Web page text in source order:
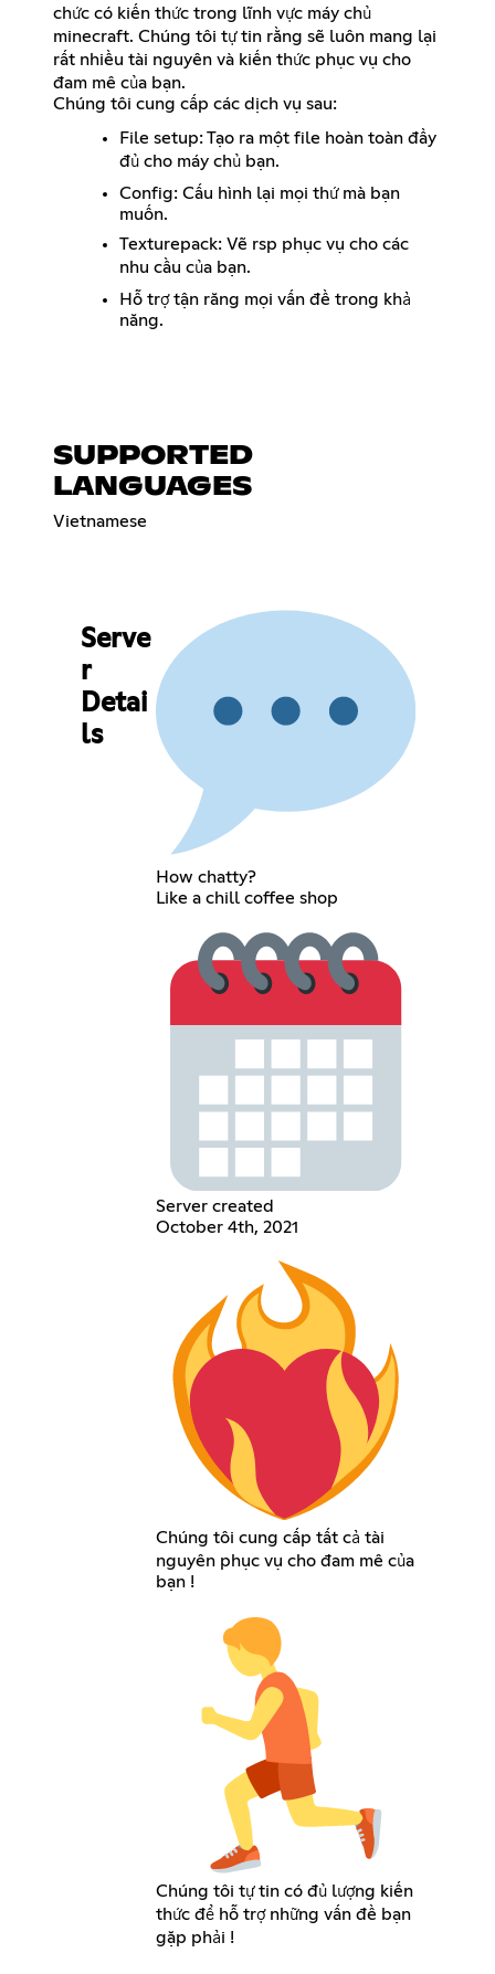
chức có kiến thức trong lĩnh vực máy chủ
minecraft. Chúng tôi tự tin rằng sẽ luôn mang lại
rất nhiều tài nguyên và kiến thức phục vụ cho
đam mê của bạn.
Chúng tôi cung cấp các dịch vụ sau:
File setup: Tạo ra một file hoàn toàn đầy
đủ cho máy chủ bạn.
Config: Cấu hình lại mọi thứ mà bạn
muốn.
Texturepack: Vẽ rsp phục vụ cho các
nhu cầu của bạn.
Hỗ trợ tận răng mọi vấn đề trong khả
năng.
SUPPORTED
LANGUAGES
Vietnamese
Serve
r
Detai
ls
How chatty?
Like a chill coffee shop
Server created
October 4th, 2021
Chúng tôi cung cấp tất cả tài
nguyên phục vụ cho đam mê của
bạn !
Chúng tôi tự tin có đủ lượng kiến
thức để hỗ trợ những vấn đề bạn
gặp phải !